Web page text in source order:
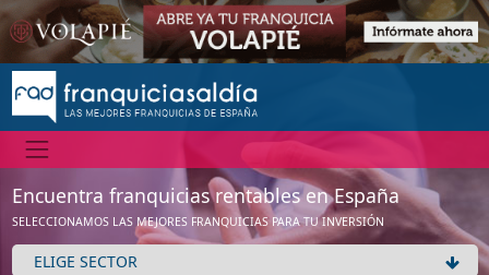
Encuentra franquicias rentables en España
SELECCIONAMOS LAS MEJORES FRANQUICIAS PARA TU INVERSIÓN